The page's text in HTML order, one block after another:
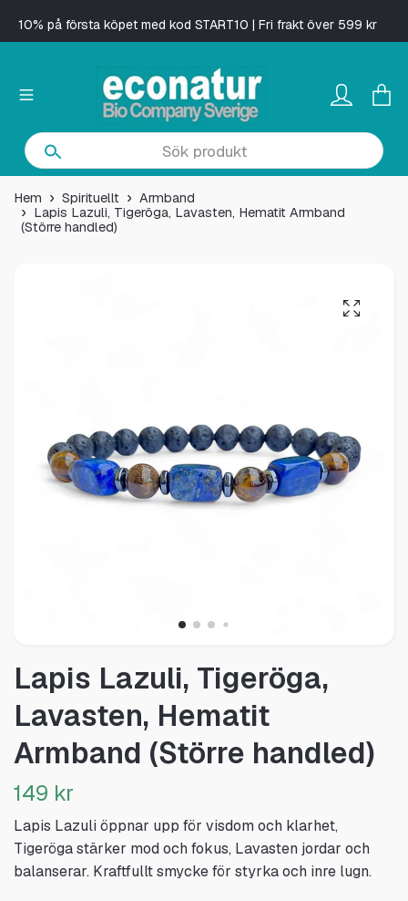
10% på första köpet med kod START10 | Fri frakt över 599 kr
Hem Spirituellt
Armband
Lapis Lazuli, Tigeröga, Lavasten, Hematit Armband
(Större handled)
Lapis Lazuli, Tigeröga,
Lavasten, Hematit
Armband (Större handled)
149 kr
Lapis Lazuli öppnar upp för visdom och klarhet,
Tigeröga stärker mod och fokus, Lavasten jordar och
balanserar. Kraftfullt smycke för styrka och inre lugn.